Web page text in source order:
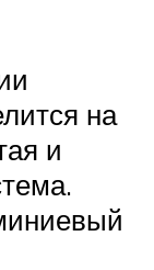
на
и